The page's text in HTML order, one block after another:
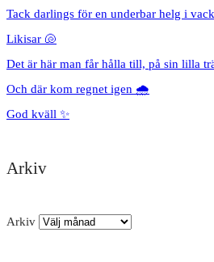
Tack darlings för en underbar helg i
Likisar 🐚
Det är här man får hålla till, på sin lilla
Och där kom regnet igen 🌧️
God kväll ✨
Arkiv
Arkiv